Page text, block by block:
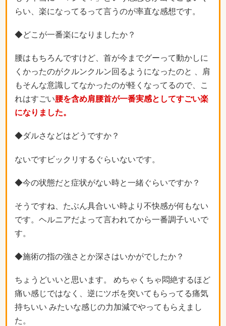
らい、楽になってるって言うのが率直な感想です。
◆どこが一番楽になりましたか？
腰はもちろんですけど、首が今までグーって動かしに
くかったのがクルンクルン回るようになったのと 、肩
もそんな意識してなかったのが軽くなってるので、こ
れはすごい腰を含め肩腰首が一番実感としてすごい楽
になりました。
◆ダルさなどはどうですか？
ないですビックリするぐらいないです。
◆今の状態だと症状がない時と一緒ぐらいですか？
そうですね、たぶん具合いい時より不快感が何もない
です。ヘルニアだよって言われてから一番調子いいで
す。
◆施術の指の強さとか深さはいかがでしたか？
ちょうどいいと思います。 めちゃくちゃ悶絶するほど
痛い感じではなく、逆にツボを突いてもらってる痛気
持ちいい みたいな感じの力加減でやってもらえまし
た。